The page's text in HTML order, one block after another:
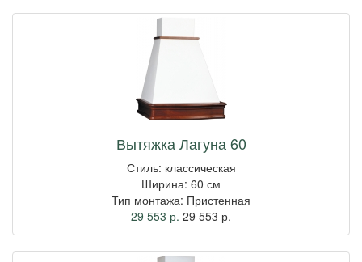
Вытяжка Лагуна 60
Стиль: классическая
Ширина: 60 см
Тип монтажа: Пристенная
29 553 р. 29 553 р.